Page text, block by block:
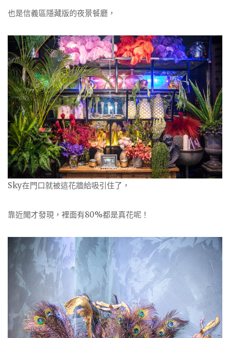
也是信義區隱藏版的夜景餐廳，
Sky在門口就被這花牆給吸引住了，
靠近聞才發現，裡面有80%都是真花呢！